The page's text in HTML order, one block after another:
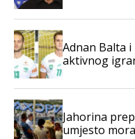
Adnan Balta
aktivnog
Jahorina
umjesto